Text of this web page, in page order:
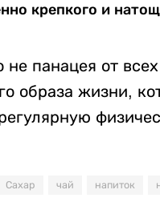
крепкого и
панацея от
образа жизни,
Сахар чай напиток